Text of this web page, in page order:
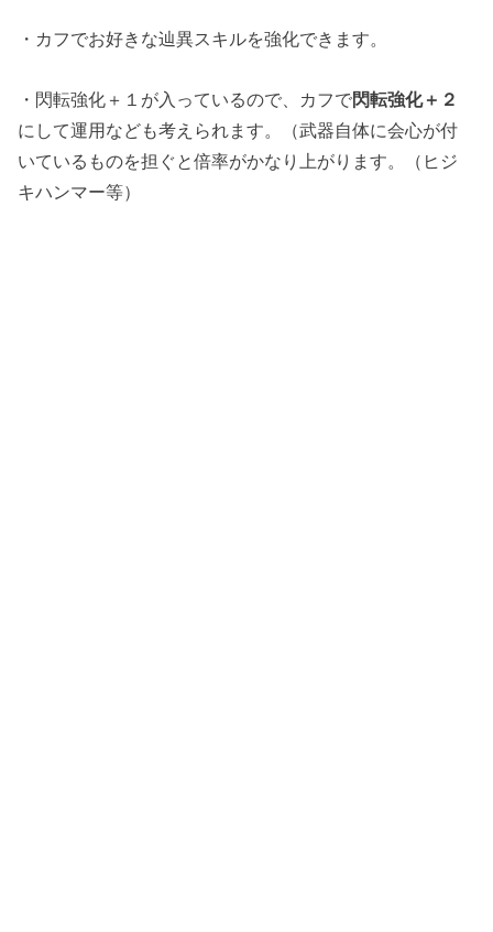
・カフでお好きな辿異スキルを強化できます。
・閃転強化＋１が入っているので、カフで閃転強化＋２
にして運用なども考えられます。（武器自体に会心が付
いているものを担ぐと倍率がかなり上がります。（ヒジ
キハンマー等）